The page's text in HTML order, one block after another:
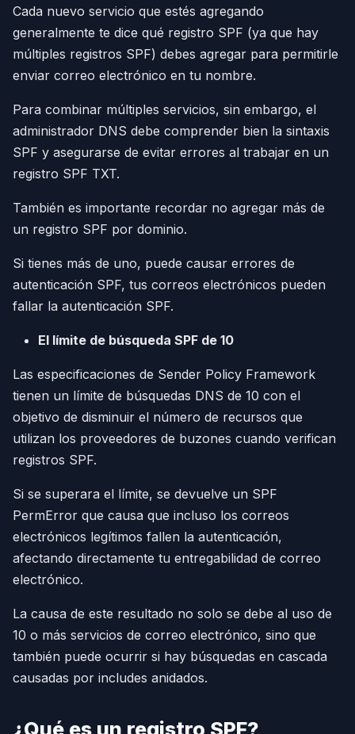
Cada nuevo servicio que estés agregando
generalmente te dice qué registro SPF (ya que hay
múltiples registros SPF) debes agregar para permitirle
enviar correo electrónico en tu nombre.
Para combinar múltiples servicios, sin embargo, el
administrador DNS debe comprender bien la sintaxis
SPF y asegurarse de evitar errores al trabajar en un
registro SPF TXT.
También es importante recordar no agregar más de
un registro SPF por dominio.
Si tienes más de uno, puede causar errores de
autenticación SPF, tus correos electrónicos pueden
fallar la autenticación SPF.
El límite de búsqueda SPF de 10
Las especificaciones de Sender Policy Framework
tienen un límite de búsquedas DNS de 10 con el
objetivo de disminuir el número de recursos que
utilizan los proveedores de buzones cuando verifican
registros SPF.
Si se superara el límite, se devuelve un SPF
PermError que causa que incluso los correos
electrónicos legítimos fallen la autenticación,
afectando directamente tu entregabilidad de correo
electrónico.
La causa de este resultado no solo se debe al uso de
10 o más servicios de correo electrónico, sino que
también puede ocurrir si hay búsquedas en cascada
causadas por includes anidados.